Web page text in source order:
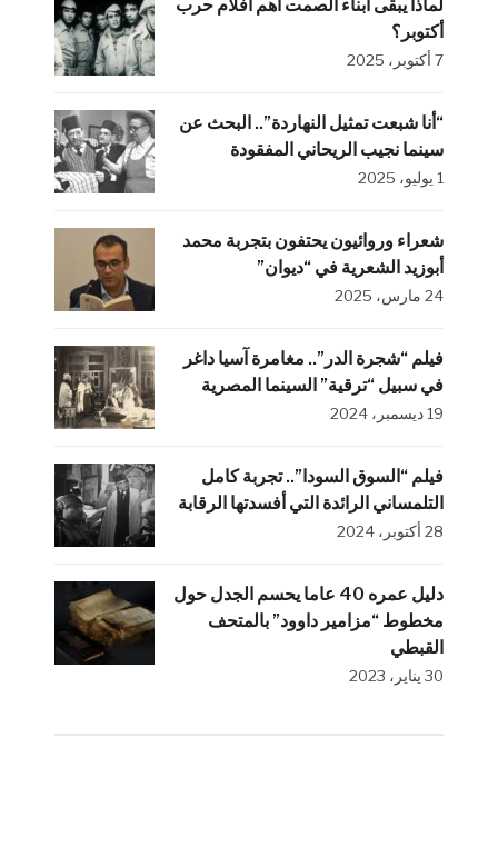
لماذا يبقى أبناء الصمت أهم أفلام حرب
أكتوبر؟
7 أكتوبر، 2025
“أنا شبعت تمثيل النهاردة”.. البحث عن
سينما نجيب الريحاني المفقودة
1 يوليو، 2025
شعراء وروائيون يحتفون بتجربة محمد
أبوزيد الشعرية في “ديوان”
24 مارس، 2025
فيلم “شجرة الدر”.. مغامرة آسيا داغر
في سبيل “ترقية” السينما المصرية
19 ديسمبر، 2024
فيلم “السوق السودا”.. تجربة كامل
التلمساني الرائدة التي أفسدتها الرقابة
28 أكتوبر، 2024
دليل عمره 40 عاما يحسم الجدل حول
مخطوط “مزامير داوود” بالمتحف
القبطي
30 يناير، 2023